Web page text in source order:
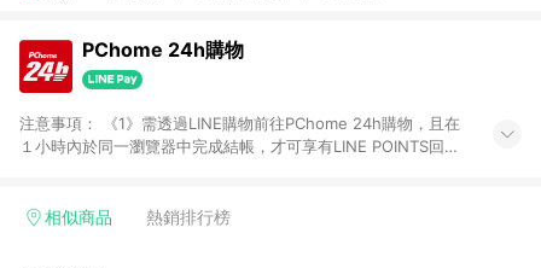
PChome 24h購物
注意事項： 《1》需透過LINE購物前往PChome 24h購物，且在
１小時內於同一瀏覽器中完成結帳，才可享有LINE POINTS回饋
在點數回饋範圍內。 《3》如取消訂單、退貨、購物中登出
相似商品 熱銷排行榜